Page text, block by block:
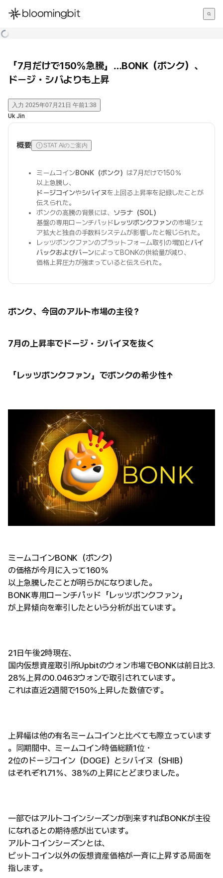
한국어
「7月だけで150％急騰」…BONK（ボンク）、
ドージ・シバよりも上昇
入力 2025年07月21日 午前1:38
Uk Jin
概要 STAT AIのご案内
ミームコインBONK（ボンク） は7月だけで150％
以上急騰し、
ドージコインやシバイヌを上回る上昇率を記録したことが
伝えられた。
ボンクの高騰の背景には、 ソラナ（SOL）
基盤の専用ローンチパッドレッツボンクファンの市場シェ
ア拡大と独自の手数料システムが影響したと報じられた。
レッツボンクファンのプラットフォーム取引の増加とバイ
バックおよびバーンによってBONKの供給量が減り、
価格上昇圧力が強まっていると伝えられた。
ボンク、今回のアルト市場の主役？
7月の上昇率でドージ・シバイヌを抜く
「レッツボンクファン」でボンクの希少性↑
ミームコインBONK（ボンク）
の価格が今月に入って160％
以上急騰したことが明らかになりました。
BONK専用ローンチパッド「レッツボンクファン」
が上昇傾向を牽引したという分析が出ています。
21日午後2時現在、
国内仮想資産取引所Upbitのウォン市場でBONKは前日比3.
28％上昇の0.0463ウォンで取引されています。
これは直近2週間で150％上昇した数値です。
上昇幅は他の有名ミームコインと比べても際立っています
。同期間中、ミームコイン時価総額1位・
2位のドージコイン（DOGE）とシバイヌ（SHIB）
はそれぞれ71％、38％の上昇にとどまりました。
一部ではアルトコインシーズンが到来すればBONKが主役
になれるとの期待感が出ています。
アルトコインシーズンとは、
ビットコイン以外の仮想資産価格が一斉に上昇する局面を
指します。